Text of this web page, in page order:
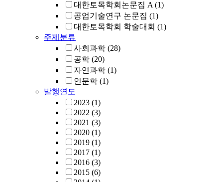
대한토목학회논문집 A (1)
공업기술연구 논문집 (1)
대한토목학회 학술대회 (1)
주제분류
사회과학 (28)
공학 (20)
자연과학 (1)
인문학 (1)
발행연도
2023 (1)
2022 (3)
2021 (3)
2020 (1)
2019 (1)
2017 (1)
2016 (3)
2015 (6)